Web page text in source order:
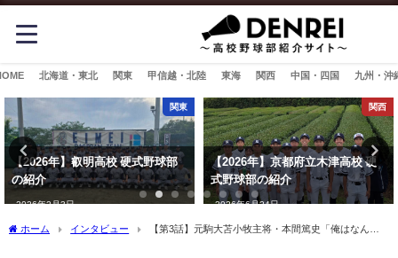
北海道・東北 関東 甲信越・北陸 東海 関西 中国・四国 九州・沖
関東
【2026年】叡明高校 硬式野球部
の紹介
2026年2月3日
関西
【2026年】京都府立木津高校 硬
式野球部の紹介
2026年6月24日
ホーム インタビュー
【第3話】元駒大苫小牧主将・本間篤史「俺はなんて